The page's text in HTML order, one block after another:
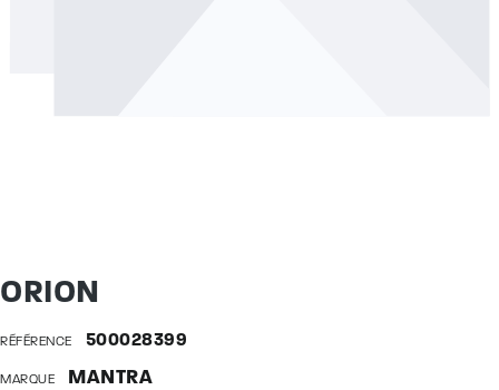
ORION
RÉFÉRENCE 500028399
MARQUE MANTRA